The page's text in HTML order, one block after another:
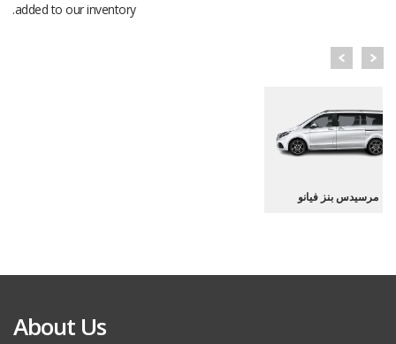
added to our inventory.
مرسيدس بنز فيانو
About Us